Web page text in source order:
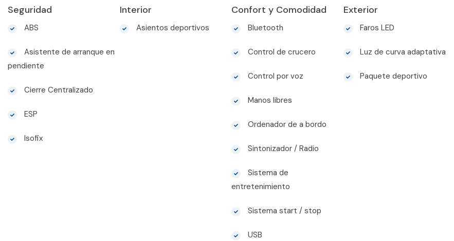
Seguridad
ABS
Asistente de arranque en
pendiente
Cierre Centralizado
ESP
Isofix
Interior
Asientos deportivos
Confort y Comodidad
Bluetooth
Control de crucero
Control por voz
Manos libres
Ordenador de a bordo
Sintonizador / Radio
Sistema de
entretenimiento
Sistema start / stop
USB
Exterior
Faros LED
Luz de curva adaptativa
Paquete deportivo